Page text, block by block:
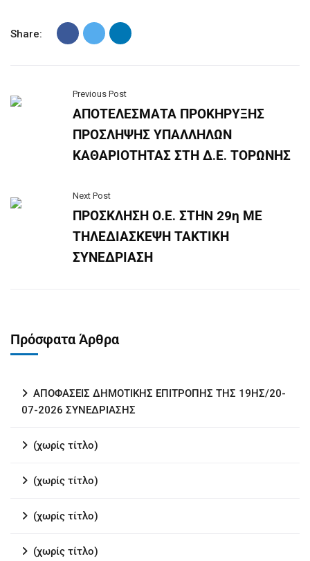
Share:
Previous Post
ΑΠΟΤΕΛΕΣΜΑΤΑ ΠΡΟΚΗΡΥΞΗΣ
ΠΡΟΣΛΗΨΗΣ ΥΠΑΛΛΗΛΩΝ
ΚΑΘΑΡΙΟΤΗΤΑΣ ΣΤΗ Δ.Ε. ΤΟΡΩΝΗΣ
Next Post
ΠΡΟΣΚΛΗΣΗ Ο.Ε. ΣΤΗN 29η ΜΕ
ΤΗΛΕΔΙΑΣΚΕΨΗ ΤΑΚΤΙΚΗ
ΣΥΝΕΔΡΙΑΣΗ
Πρόσφατα Άρθρα
ΑΠΟΦΑΣΕΙΣ ΔΗΜΟΤΙΚΗΣ ΕΠΙΤΡΟΠΗΣ ΤΗΣ 19ΗΣ/20-
07-2026 ΣΥΝΕΔΡΙΑΣΗΣ
(χωρίς τίτλο)
(χωρίς τίτλο)
(χωρίς τίτλο)
(χωρίς τίτλο)